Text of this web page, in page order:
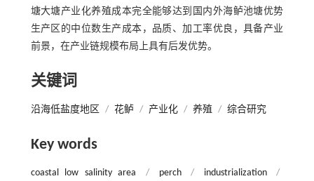
塘大塘产业化养殖成本完全能够达到国内外海鲈池塘优势
生产区的中位数生产成本，品质、加工率优良，具备产业
前景，在产业链规模布局上具有后发优势。
关键词
沿海低盐度地区 / 花鲈 / 产业化 / 养殖 / 综合研究
Key words
coastal low salinity area / perch / industrialization
/